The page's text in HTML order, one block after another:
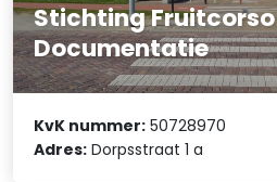
Stichting Fruitcorso
Documentatie
KvK nummer: 50728970
Adres: Dorpsstraat 1 a